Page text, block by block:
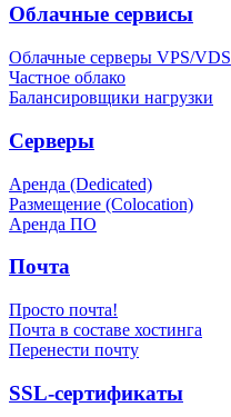
Облачные сервисы
Облачные серверы VPS/VDS
Частное облако
Балансировщики нагрузки
Серверы
Аренда (Dedicated)
Размещение (Colocation)
Аренда ПО
Почта
Просто почта!
Почта в составе хостинга
Перенести почту
SSL-сертификаты